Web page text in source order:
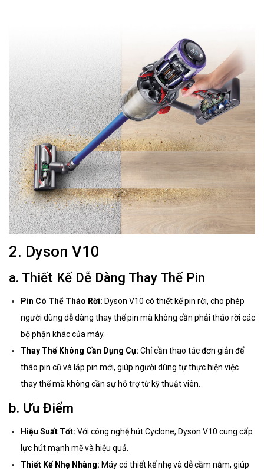
2. Dyson V10
a. Thiết Kế Dễ Dàng Thay Thế Pin
Pin Có Thể Tháo Rời: Dyson V10 có thiết kế pin rời, cho phép
người dùng dễ dàng thay thế pin mà không cần phải tháo rời các
bộ phận khác của máy.
Thay Thế Không Cần Dụng Cụ: Chỉ cần thao tác đơn giản để
tháo pin cũ và lắp pin mới, giúp người dùng tự thực hiện việc
thay thế mà không cần sự hỗ trợ từ kỹ thuật viên.
b. Ưu Điểm
Hiệu Suất Tốt: Với công nghệ hút Cyclone, Dyson V10 cung cấp
lực hút mạnh mẽ và hiệu quả.
Thiết Kế Nhẹ Nhàng: Máy có thiết kế nhẹ và dễ cầm nắm, giúp